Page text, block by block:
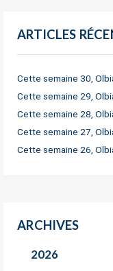
ARTICLES
Cette semaine 30,
Cette semaine 29,
Cette semaine 28,
Cette semaine 27,
Cette semaine 26,
ARCHIVES
2026